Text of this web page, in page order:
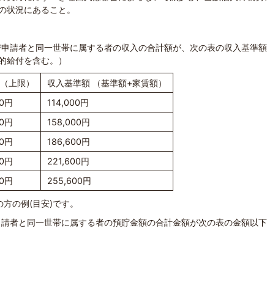
状況にあること。
請者と同一世帯に属する者の収入の合計額が、次の表の収入基準
給付を含む。）
上限）
収入基準額 （基準額+家賃額）
円
114,000円
円
158,000円
円
186,600円
円
221,600円
円 255,600円
の例(目安)です。
者と同一世帯に属する者の預貯金額の合計金額が次の表の金額以